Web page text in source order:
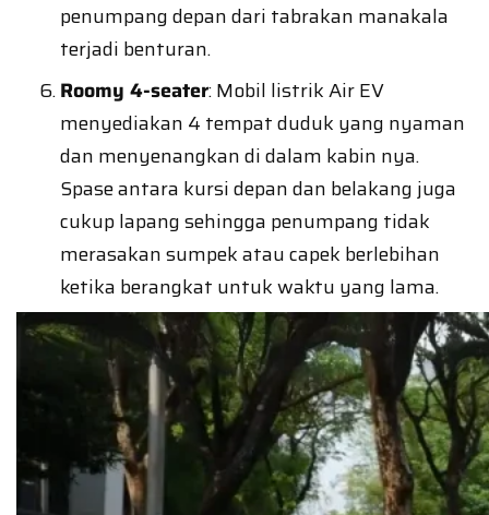
penumpang depan dari tabrakan manakala
terjadi benturan.
Roomy 4-seater: Mobil listrik Air EV
menyediakan 4 tempat duduk yang nyaman
dan menyenangkan di dalam kabin nya.
Spase antara kursi depan dan belakang juga
cukup lapang sehingga penumpang tidak
merasakan sumpek atau capek berlebihan
ketika berangkat untuk waktu yang lama.